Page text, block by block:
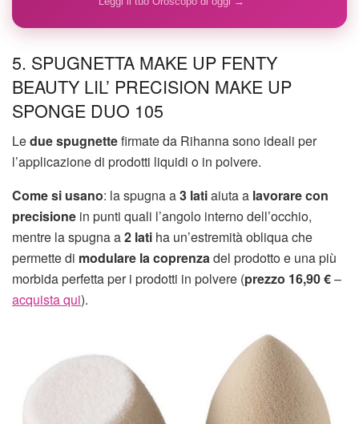
5. SPUGNETTA MAKE UP FENTY
BEAUTY LIL’ PRECISION MAKE UP
SPONGE DUO 105
Ledue spugnettefirmate da Rihanna sono ideali per
l’applicazione di prodotti liquidi o in polvere.
Come si usano: la spugna a3 latiaiuta a lavorare con
precisione in punti quali l’angolo interno dell’occhio,
mentre la spugna a2 lati ha un’estremità obliqua che
permette di modulare la coprenzadel prodotto e una più
morbida perfetta per i prodotti in polvere (prezzo 16,90 €–
acquista qui).